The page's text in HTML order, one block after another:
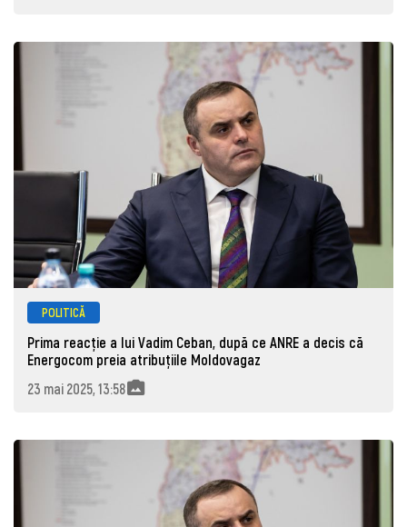
POLITICĂ
Prima reacție a lui Vadim Ceban, după ce ANRE a decis că
Energocom preia atribuțiile Moldovagaz
23 mai 2025, 13:58